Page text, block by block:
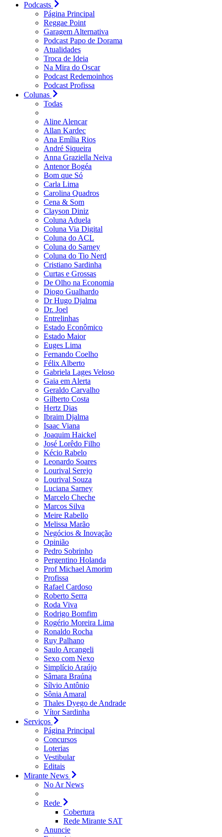
Podcasts
Página Principal
Reggae Point
Garagem Alternativa
Podcast Papo de Dorama
Atualidades
Troca de Ideia
Na Mira do Oscar
Podcast Redemoinhos
Podcast Profissa
Colunas
Todas
Aline Alencar
Allan Kardec
Ana Emília Rios
André Siqueira
Anna Graziella Neiva
Antenor Bogéa
Bom que Só
Carla Lima
Carolina Quadros
Cena & Som
Clayson Diniz
Coluna Aduela
Coluna Via Digital
Coluna do ACL
Coluna do Sarney
Coluna do Tio Nerd
Cristiano Sardinha
Curtas e Grossas
De Olho na Economia
Diogo Gualhardo
Dr Hugo Djalma
Dr. Joel
Entrelinhas
Estado Econômico
Estado Maior
Euges Lima
Fernando Coelho
Félix Alberto
Gabriela Lages Veloso
Gaia em Alerta
Geraldo Carvalho
Gilberto Costa
Hertz Dias
Ibraim Djalma
Isaac Viana
Joaquim Haickel
José Lorêdo Filho
Kécio Rabelo
Leonardo Soares
Lourival Serejo
Lourival Souza
Luciana Sarney
Marcelo Cheche
Marcos Silva
Meire Rabello
Melissa Marão
Negócios & Inovação
Opinião
Pedro Sobrinho
Pergentino Holanda
Prof Michael Amorim
Profissa
Rafael Cardoso
Roberto Serra
Roda Viva
Rodrigo Bomfim
Rogério Moreira Lima
Ronaldo Rocha
Ruy Palhano
Saulo Arcangeli
Sexo com Nexo
Simplício Araújo
Sâmara Braúna
Sílvio Antônio
Sônia Amaral
Thales Dyego de Andrade
Vítor Sardinha
Serviços
Página Principal
Concursos
Loterias
Vestibular
Editais
Mirante News
No Ar News
Rede
Cobertura
Rede Mirante SAT
Anuncie